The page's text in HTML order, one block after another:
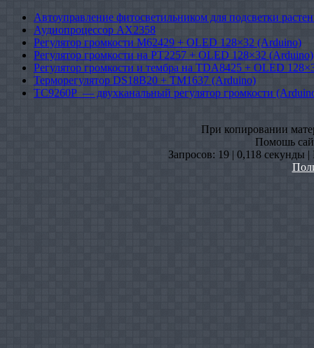
Автоуправление фитосветильником для подсветки
Аудиопроцессор AX2358
Регулятор громкости M62429 + OLED 128×32 (Arduino)
Регулятор громкости на PT2257 + OLED 128×32 (Arduino)
Регулятор громкости и тембра на TDA8425 + OLED
Терморегулятор DS18B20 + TM1637 (Arduino)
TC9260P — двухканальный регулятор громкости
При копировании
Помошь
Запросов: 19 | 0,118 секунды